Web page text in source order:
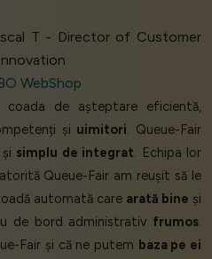
T - Director of Customer
WebShop
coada de așteptare eficientă,
și uimitori. Queue-Fair
și simplu de integrat. Echipa lor
Queue-Fair am reușit să le
automată care arată bine și
de bord administrativ frumos.
Fair și că ne putem baza pe ei